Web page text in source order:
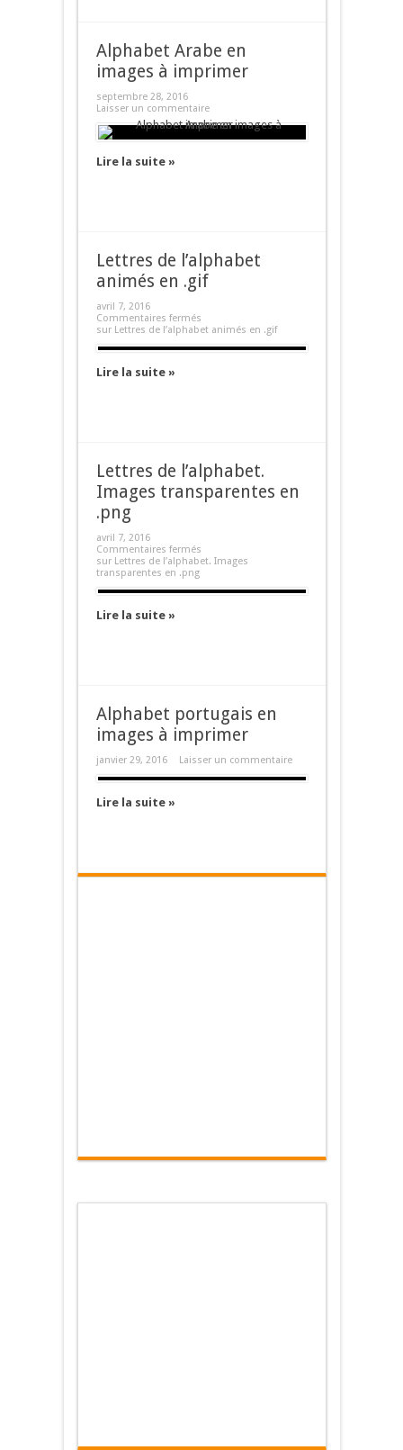
Alphabet Arabe en
images à imprimer
septembre 28, 2016
Laisser un commentaire
Lire la suite »
Lettres de l’alphabet
animés en .gif
avril 7, 2016
Commentaires fermés
sur Lettres de l’alphabet animés en .gif
Lire la suite »
Lettres de l’alphabet.
Images transparentes en
.png
avril 7, 2016
Commentaires fermés
sur Lettres de l’alphabet. Images
transparentes en .png
Lire la suite »
Alphabet portugais en
images à imprimer
janvier 29, 2016 Laisser un commentaire
Lire la suite »